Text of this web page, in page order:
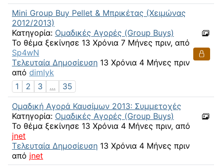
Mini Group Buy Pellet & Μπρικέτας (Χειμώνας
2012/2013)
Κατηγορία: Ομαδικές Αγορές (Group Buys)
Το θέμα ξεκίνησε 13 Χρόνια 7 Μήνες πριν, από
Sp4wN
Τελευταία Δημοσίευση 13 Χρόνια 4 Μήνες πριν
από dimlyk
1
2 3 ...
35
Ομαδική Αγορά Καυσίμων 2013: Συμμετοχές
Κατηγορία: Ομαδικές Αγορές (Group Buys)
Το θέμα ξεκίνησε 13 Χρόνια 4 Μήνες πριν, από
jnet
Τελευταία Δημοσίευση 13 Χρόνια 4 Μήνες πριν
από jnet